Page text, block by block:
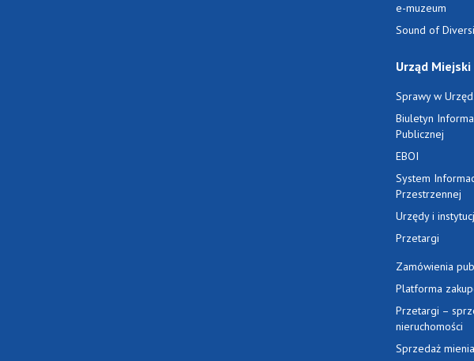
e-muzeum
Sound of
Urząd Miejski
Sprawy w
Biuletyn
Publicznej
EBOI
System
Przestrzennej
Urzędy i
Przetargi
Zamówienia
Platforma
Przetargi –
nieruchomości
Sprzedaż mienia